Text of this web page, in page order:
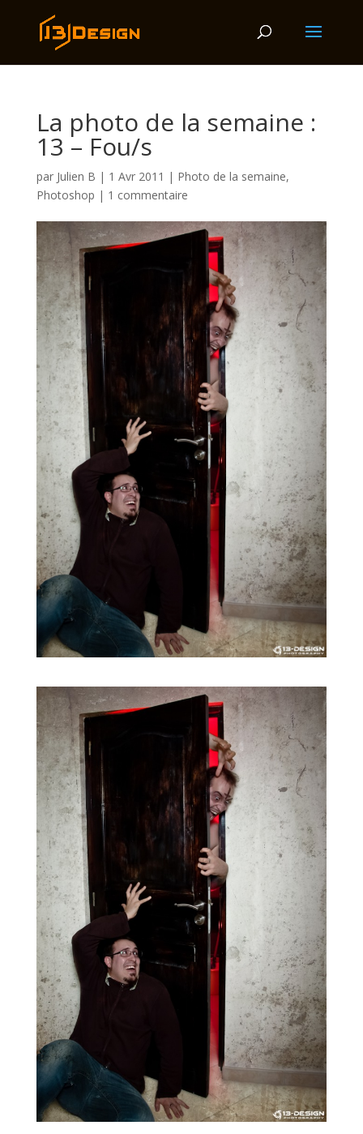
La photo de la semaine :
13 – Fou/s
par Julien B | 1 Avr 2011 | Photo de la semaine,
Photoshop | 1 commentaire